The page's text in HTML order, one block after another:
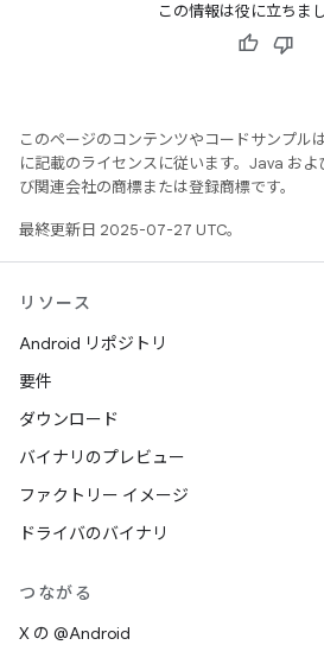
この情報は役に立ちま
このページのコンテンツやコードサンプルは
に記載のライセンスに従います。Java お
び関連会社の商標または登録商標です。
最終更新日 2025-07-27 UTC。
リソース
Android リポジトリ
要件
ダウンロード
バイナリのプレビュー
ファクトリー イメージ
ドライバのバイナリ
つながる
X の @Android